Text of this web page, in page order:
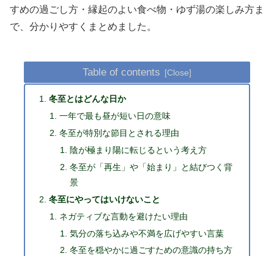
すめの過ごし方・縁起のよい食べ物・ゆず湯の楽しみ方ま
で、分かりやすくまとめました。
Table of contents
冬至とはどんな日か
一年で最も昼が短い日の意味
冬至が特別な節目とされる理由
陰が極まり陽に転じるという考え方
冬至が「再生」や「始まり」と結びつく背
景
冬至にやってはいけないこと
ネガティブな言動を避けたい理由
気分の落ち込みや不満を広げやすい言葉
冬至を穏やかに過ごすための意識の持ち方